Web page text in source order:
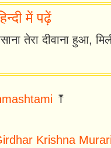
में पढ़ें
तेरा दीवाना हुआ,
⤒
Krishna Murari